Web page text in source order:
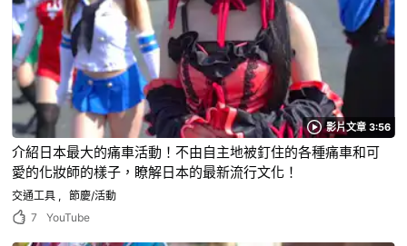
影片文章 3:56
介紹日本最大的痛車活動！不由自主地被釘住的各種痛車和可
愛的化妝師的樣子，瞭解日本的最新流行文化！
交通工具
節慶/活動
7
YouTube